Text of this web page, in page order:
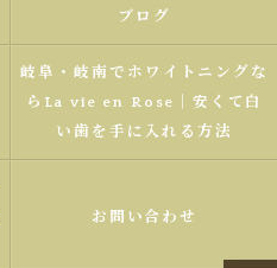
ブログ
岐阜・岐南でホワイトニングな
らLa vie en Rose｜安くて白
い歯を手に入れる方法
お問い合わせ